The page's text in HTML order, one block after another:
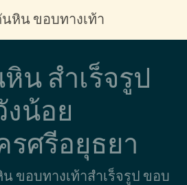
หิน ขอบทางเท้า
น สำเร็จรูป
งน้อย
รศรีอยุธยา
ขอบทางเท้าสำเร็จรูป ขอบ